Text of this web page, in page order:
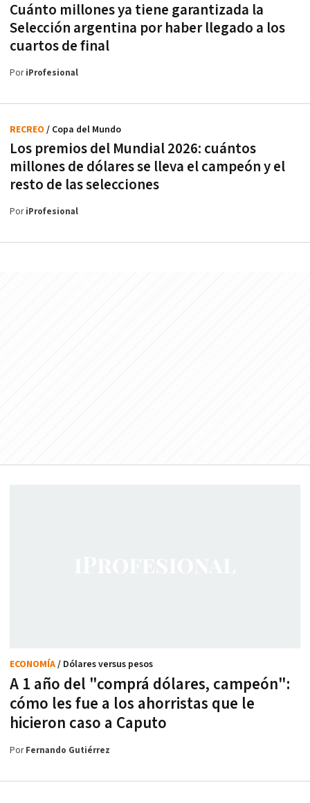
Cuánto millones ya tiene garantizada la
Selección argentina por haber llegado a los
cuartos de final
PoriProfesional
Los premios del Mundial 2026: cuántos
millones de dólares se lleva el campeón y el
resto de las selecciones
RECREO / Copa del Mundo
PoriProfesional
A 1 año del "comprá dólares, campeón":
cómo les fue a los ahorristas que le
hicieron caso a Caputo
ECONOMÍA/ Dólares versus pesos
PorFernando Gutiérrez